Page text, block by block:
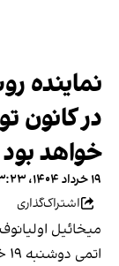
نماینده
در
خواهد بود
۱۹ خرداد ۱۴۰۴، ۱۳:۲۳ (‎+۱ گرینویچ)
اشتراک‌گذاری
میخائیل